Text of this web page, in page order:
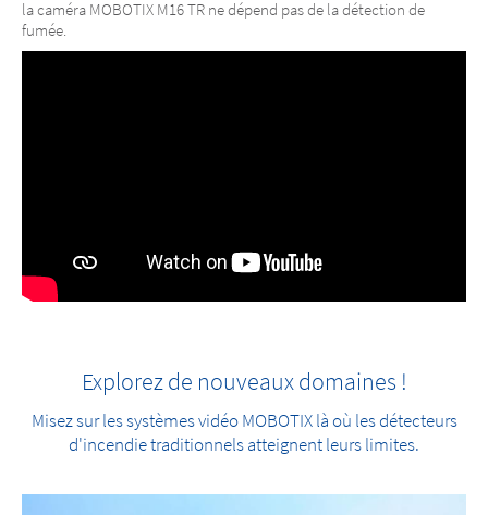
la caméra MOBOTIX M16 TR ne dépend pas de la détection de
fumée.
Explorez de nouveaux domaines !
Misez sur les systèmes vidéo MOBOTIX là où les détecteurs
d'incendie traditionnels atteignent leurs limites.